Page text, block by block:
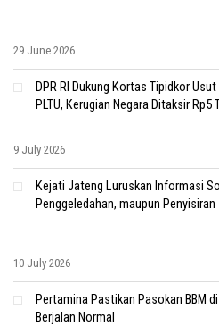
29 June 2026
DPR RI Dukung Kortas Tipidkor
PLTU, Kerugian Negara Ditaksir Rp5
9 July 2026
Kejati Jateng Luruskan Informasi
Penggeledahan, maupun Penyisiran
10 July 2026
Pertamina Pastikan Pasokan BBM
Berjalan Normal